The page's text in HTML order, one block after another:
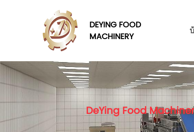
DEYING FOOD
MACHINERY
DeYing Food